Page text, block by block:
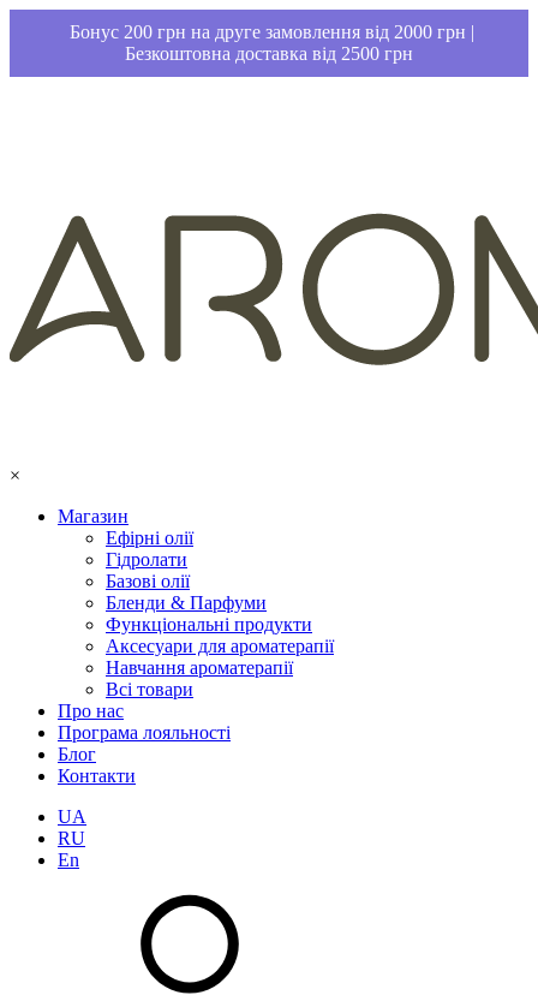
Бонус 200 грн на друге замовлення від 2000 грн |
Безкоштовна доставка від 2500 грн
×
Магазин
Ефірні олії
Гідролати
Базові олії
Бленди & Парфуми
Функціональні продукти
Аксесуари для ароматерапії
Навчання ароматерапії
Всі товари
Про нас
Програма лояльності
Блог
Контакти
UA
RU
En